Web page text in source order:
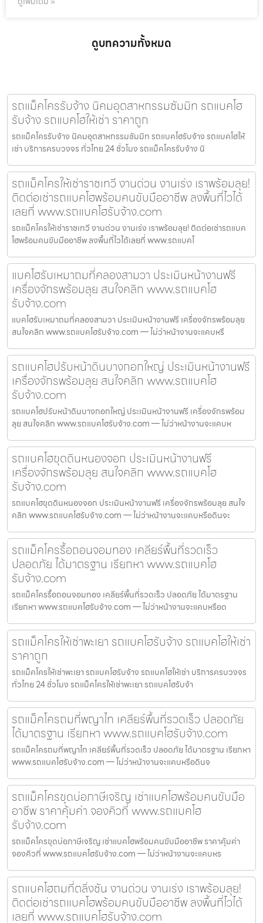
ดูบทความทั้งหมด
รถแม็คโครรับจ้าง นิคมอุตสาหกรรมซัมมิท รถแบคโฮ
รับจ้าง รถแบคโฮให้เช่า ราคาถูก
รถแม็คโครรับจ้าง นิคมอุตสาหกรรมซัมมิท รถแบคโฮรับจ้าง รถแบคโฮให้
เช่า บริการครบวงจร ทั่วไทย 24 ชั่วโมง รถแม็คโครรับจ้าง นิ
รถแม็คโครให้เช่าราชเทวี งานด่วน งานเร่ง เราพร้อมลุย!
ติดต่อเช่ารถแบคโฮพร้อมคนขับมืออาชีพ ลงพื้นที่ไวได้
เลยที่ www.รถแบคโฮรับจ้าง.com
รถแม็คโครให้เช่าราชเทวี งานด่วน งานเร่ง เราพร้อมลุย! ติดต่อเช่ารถแบค
โฮพร้อมคนขับมืออาชีพ ลงพื้นที่ไวได้เลยที่ www.รถแบคโ
แบคโฮรับเหมาถมที่คลองสามวา ประเมินหน้างานฟรี
เครื่องจักรพร้อมลุย สนใจคลิก www.รถแบคโฮ
รับจ้าง.com
แบคโฮรับเหมาถมที่คลองสามวา ประเมินหน้างานฟรี เครื่องจักรพร้อมลุย
สนใจคลิก www.รถแบคโฮรับจ้าง.com — ไม่ว่าหน้างานจะแคบหรื
รถแบคโฮปรับหน้าดินบางกอกใหญ่ ประเมินหน้างานฟรี
เครื่องจักรพร้อมลุย สนใจคลิก www.รถแบคโฮ
รับจ้าง.com
รถแบคโฮปรับหน้าดินบางกอกใหญ่ ประเมินหน้างานฟรี เครื่องจักรพร้อม
ลุย สนใจคลิก www.รถแบคโฮรับจ้าง.com — ไม่ว่าหน้างานจะแคบห
รถแบคโฮขุดดินหนองจอก ประเมินหน้างานฟรี
เครื่องจักรพร้อมลุย สนใจคลิก www.รถแบคโฮ
รับจ้าง.com
รถแบคโฮขุดดินหนองจอก ประเมินหน้างานฟรี เครื่องจักรพร้อมลุย สนใจ
คลิก www.รถแบคโฮรับจ้าง.com — ไม่ว่าหน้างานจะแคบหรือดินจะ
รถแม็คโครรื้อถอนจอมทอง เคลียร์พื้นที่รวดเร็ว
ปลอดภัย ได้มาตรฐาน เรียกหา www.รถแบคโฮ
รับจ้าง.com
รถแม็คโครรื้อถอนจอมทอง เคลียร์พื้นที่รวดเร็ว ปลอดภัย ได้มาตรฐาน
เรียกหา www.รถแบคโฮรับจ้าง.com — ไม่ว่าหน้างานจะแคบหรือด
รถแม็คโครให้เช่าพะเยา รถแบคโฮรับจ้าง รถแบคโฮให้เช่า
ราคาถูก
รถแม็คโครให้เช่าพะเยา รถแบคโฮรับจ้าง รถแบคโฮให้เช่า บริการครบวงจร
ทั่วไทย 24 ชั่วโมง รถแม็คโครให้เช่าพะเยา รถแบคโฮรับจ้า
รถแม็คโครถมที่พญาไท เคลียร์พื้นที่รวดเร็ว ปลอดภัย
ได้มาตรฐาน เรียกหา www.รถแบคโฮรับจ้าง.com
รถแม็คโครถมที่พญาไท เคลียร์พื้นที่รวดเร็ว ปลอดภัย ได้มาตรฐาน เรียกหา
www.รถแบคโฮรับจ้าง.com — ไม่ว่าหน้างานจะแคบหรือดินจ
รถแม็คโครขุดบ่อภาษีเจริญ เช่าแบคโฮพร้อมคนขับมือ
อาชีพ ราคาคุ้มค่า จองคิวที่ www.รถแบคโฮ
รับจ้าง.com
รถแม็คโครขุดบ่อภาษีเจริญ เช่าแบคโฮพร้อมคนขับมืออาชีพ ราคาคุ้มค่า
จองคิวที่ www.รถแบคโฮรับจ้าง.com — ไม่ว่าหน้างานจะแคบหร
รถแบคโฮถมที่ตลิ่งชัน งานด่วน งานเร่ง เราพร้อมลุย!
ติดต่อเช่ารถแบคโฮพร้อมคนขับมืออาชีพ ลงพื้นที่ไวได้
เลยที่ www.รถแบคโฮรับจ้าง.com